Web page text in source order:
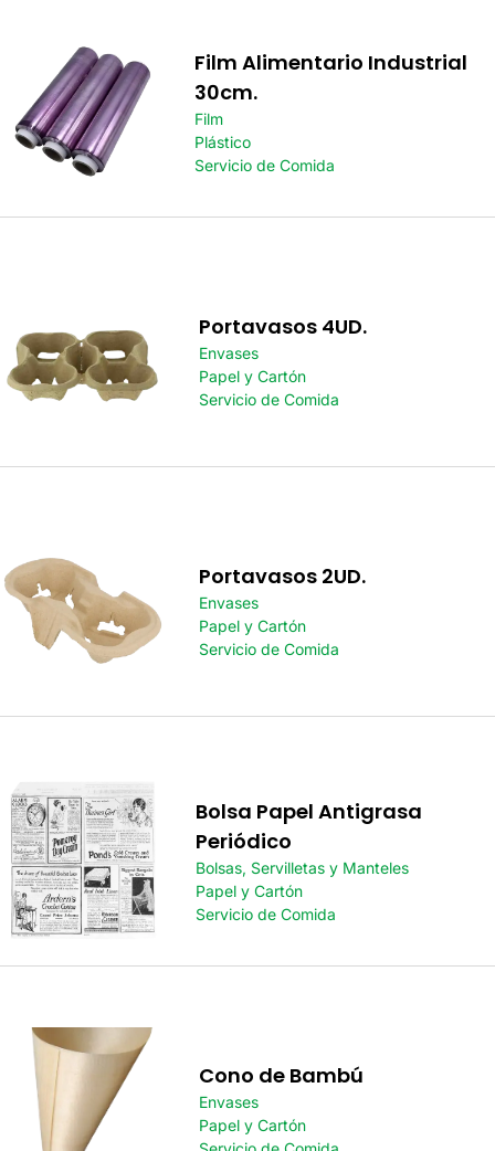
Film Alimentario Industrial
30cm.
Film
Plástico
Servicio de Comida
Portavasos 4UD.
Envases
Papel y Cartón
Servicio de Comida
Portavasos 2UD.
Envases
Papel y Cartón
Servicio de Comida
Bolsa Papel Antigrasa
Periódico
Bolsas, Servilletas y Manteles
Papel y Cartón
Servicio de Comida
Cono de Bambú
Envases
Papel y Cartón